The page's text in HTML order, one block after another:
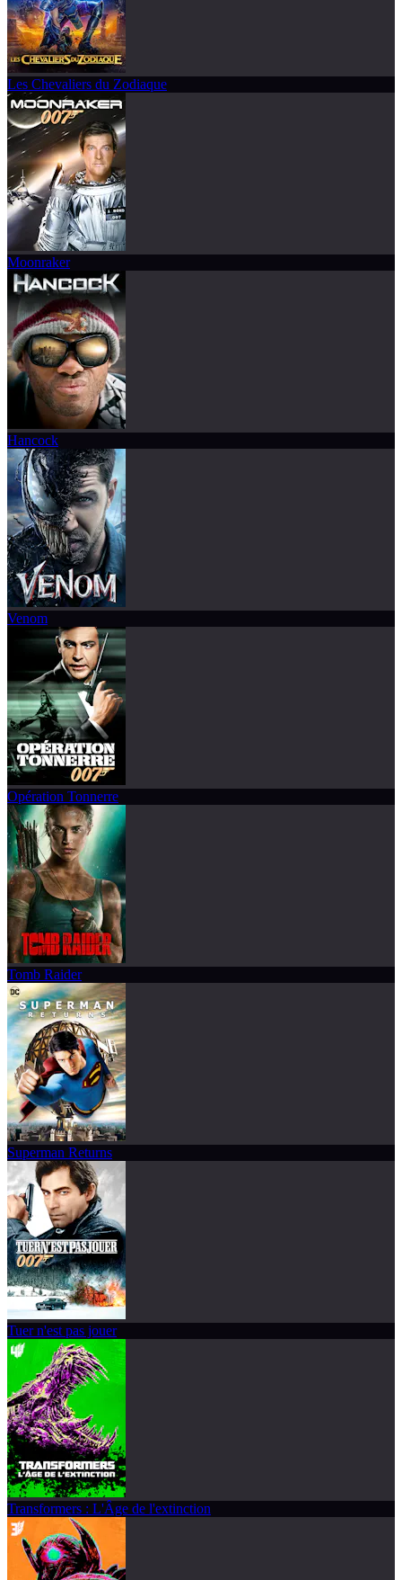
Les Chevaliers du Zodiaque
Moonraker
Hancock
Venom
Opération Tonnerre
Tomb Raider
Superman Returns
Tuer n'est pas jouer
Transformers : L'Âge de l'extinction